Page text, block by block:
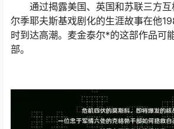
通过揭露美国、英国和苏联三方
尔季耶夫斯基戏剧化的生涯故事在他
时到达高潮。麦金泰尔*的这部作品可
部。